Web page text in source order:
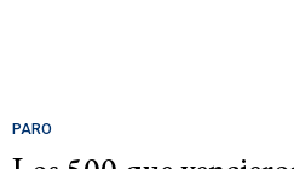
PARO